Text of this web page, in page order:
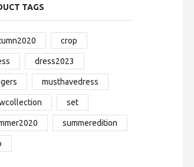
TAGS
crop
dress2023
musthavedress
set
summeredition